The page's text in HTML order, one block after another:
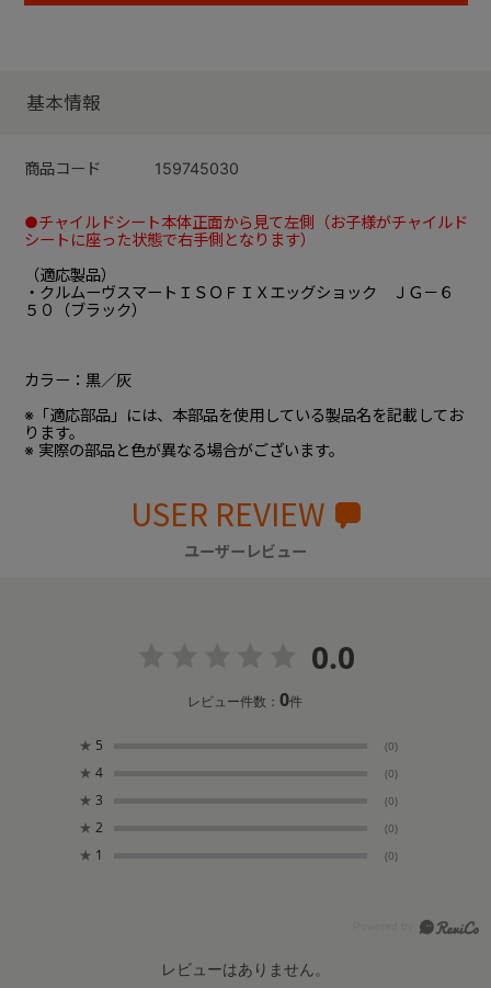
基本情報
商品コード 159745030
●チャイルドシート本体正面から見て左側（お子様がチャイルド
シートに座った状態で右手側となります）
（適応製品）
・クルムーヴスマートＩＳＯＦＩＸエッグショック ＪＧ－６
５０（ブラック）
カラー：黒／灰
※「適応部品」には、本部品を使用している製品名を記載してお
ります。
※ 実際の部品と色が異なる場合がございます。
USER REVIEW
ユーザーレビュー
0.0
レビュー件数：0件
★ 5 (0)
★ 4 (0)
★ 3 (0)
★ 2 (0)
★ 1 (0)
レビューはありません。